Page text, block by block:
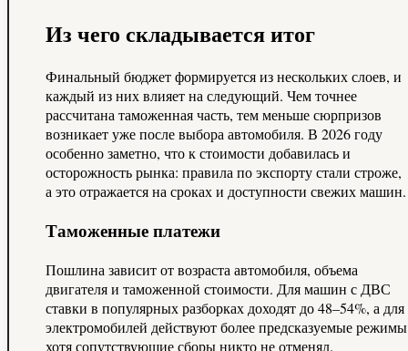
Из чего складывается итог
Финальный бюджет формируется из нескольких слоев, и
каждый из них влияет на следующий. Чем точнее
рассчитана таможенная часть, тем меньше сюрпризов
возникает уже после выбора автомобиля. В 2026 году
особенно заметно, что к стоимости добавилась и
осторожность рынка: правила по экспорту стали строже,
а это отражается на сроках и доступности свежих машин.
Таможенные платежи
Пошлина зависит от возраста автомобиля, объема
двигателя и таможенной стоимости. Для машин с ДВС
ставки в популярных разборках доходят до 48–54%, а для
электромобилей действуют более предсказуемые
хотя сопутствующие сборы никто не отменял.